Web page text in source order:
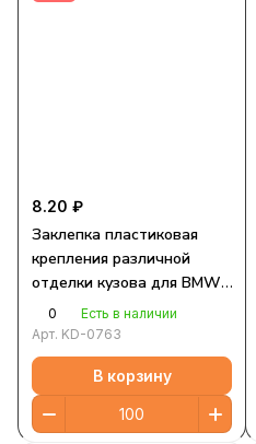
8.20 ₽
Заклепка пластиковая
крепления различной
отделки кузова для BMW,
GM, Chrysler, Dodge, Jeep,
Ford
0
Есть в наличии
Арт. KD-0763
В корзину